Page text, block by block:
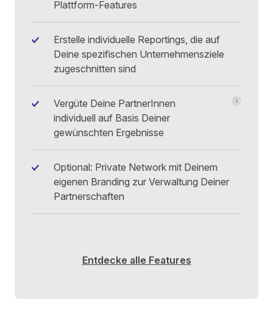
Plattform-Features
Erstelle individuelle Reportings, die auf
Deine spezifischen Unternehmensziele
zugeschnitten sind
Vergüte Deine PartnerInnen
individuell auf Basis Deiner
gewünschten Ergebnisse
i
Optional: Private Network mit Deinem
eigenen Branding zur Verwaltung Deiner
Partnerschaften
Entdecke alle Features